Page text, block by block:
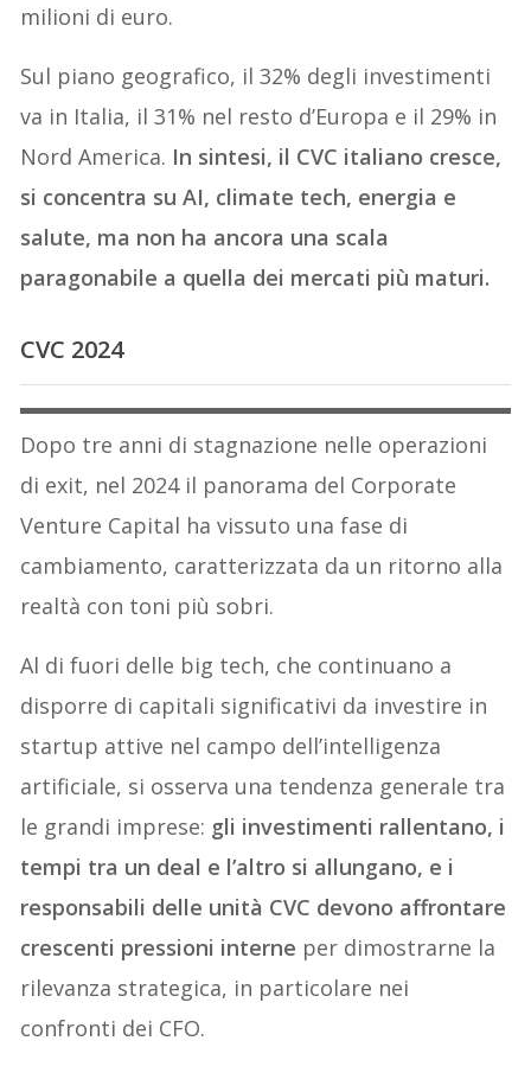
milioni di euro.
Sul piano geografico, il 32% degli investimenti
va in Italia, il 31% nel resto d’Europa e il 29% in
Nord America. In sintesi, il CVC italiano cresce,
si concentra su AI, climate tech, energia e
salute, ma non ha ancora una scala
paragonabile a quella dei mercati più maturi.
CVC 2024
Dopo tre anni di stagnazione nelle operazioni
di exit, nel 2024 il panorama del Corporate
Venture Capital ha vissuto una fase di
cambiamento, caratterizzata da un ritorno alla
realtà con toni più sobri.
Al di fuori delle big tech, che continuano a
disporre di capitali significativi da investire in
startup attive nel campo dell’intelligenza
artificiale, si osserva una tendenza generale tra
le grandi imprese: gli investimenti rallentano, i
tempi tra un deal e l’altro si allungano, e i
responsabili delle unità CVC devono affrontare
crescenti pressioni interne per dimostrarne la
rilevanza strategica, in particolare nei
confronti dei CFO.